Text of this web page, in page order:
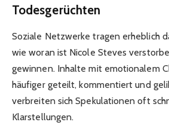
Todesgerüchten
Soziale Netzwerke tragen erheblich
wie woran ist Nicole Steves
gewinnen. Inhalte mit emotionalem
häufiger geteilt, kommentiert und
verbreiten sich Spekulationen oft
Klarstellungen.